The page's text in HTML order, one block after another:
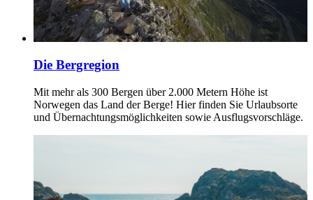
Die Bergregion
Mit mehr als 300 Bergen über 2.000 Metern Höhe ist
Norwegen das Land der Berge! Hier finden Sie Urlaubsorte
und Übernachtungsmöglichkeiten sowie Ausflugsvorschläge.